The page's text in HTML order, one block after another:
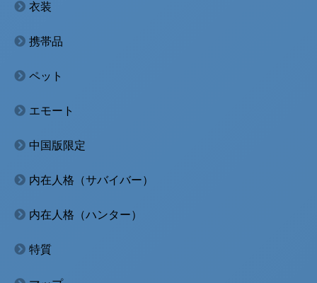
衣装
携帯品
ペット
エモート
中国版限定
内在人格（サバイバー）
内在人格（ハンター）
特質